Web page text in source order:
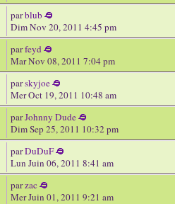
parblub
Dim Nov 20, 2011 4:45 pm
parfeyd
Mar Nov 08, 2011 7:04 pm
parskyjoe
Mer Oct 19, 2011 10:48 am
parJohnny Dude
Dim Sep 25, 2011 10:32 pm
parDuDuF
Lun Juin 06, 2011 8:41 am
parzac
Mer Juin 01, 2011 9:21 am